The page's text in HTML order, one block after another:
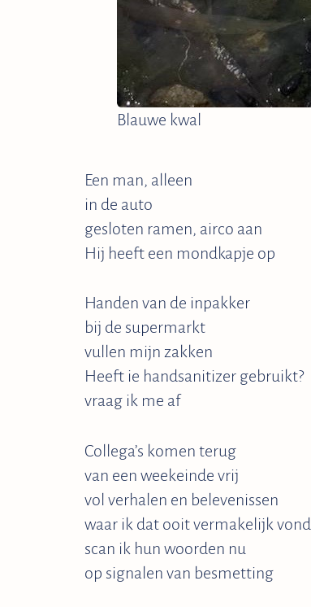
Blauwe kwal
Een man, alleen
in de auto
gesloten ramen, airco aan
Hij heeft een mondkapje op
Handen van de inpakker
bij de supermarkt
vullen mijn zakken
Heeft ie handsanitizer gebruikt?
vraag ik me af
Collega’s komen terug
van een weekeinde vrij
vol verhalen en belevenissen
waar ik dat ooit vermakelijk vond
scan ik hun woorden nu
op signalen van besmetting